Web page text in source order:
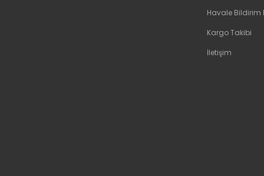
Havale Bildirim
Kargo Takibi
İletişim